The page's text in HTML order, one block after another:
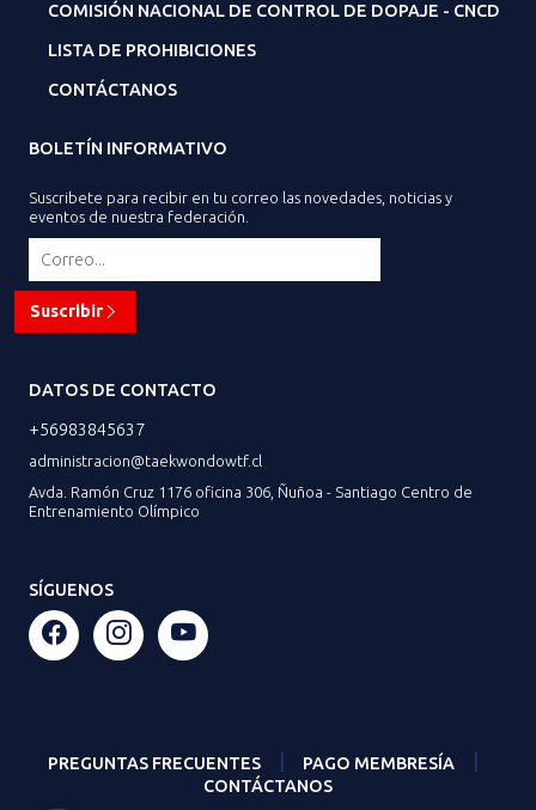
COMISIÓN NACIONAL DE CONTROL DE DOPAJE - CNCD
LISTA DE PROHIBICIONES
CONTÁCTANOS
BOLETÍN INFORMATIVO
Suscribete para recibir en tu correo las novedades, noticias y
eventos de nuestra federación.
Suscribir
DATOS DE CONTACTO
+56983845637
administracion@taekwondowtf.cl
Avda. Ramón Cruz 1176 oficina 306, Ñuñoa - Santiago Centro de
Entrenamiento Olímpico
SÍGUENOS
PREGUNTAS FRECUENTES PAGO MEMBRESÍA
CONTÁCTANOS